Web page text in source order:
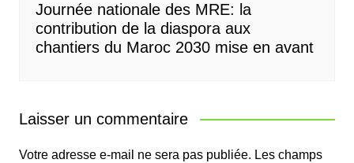
Journée nationale des MRE: la
contribution de la diaspora aux
chantiers du Maroc 2030 mise en avant
Laisser un commentaire
Votre adresse e-mail ne sera pas publiée. Les champs